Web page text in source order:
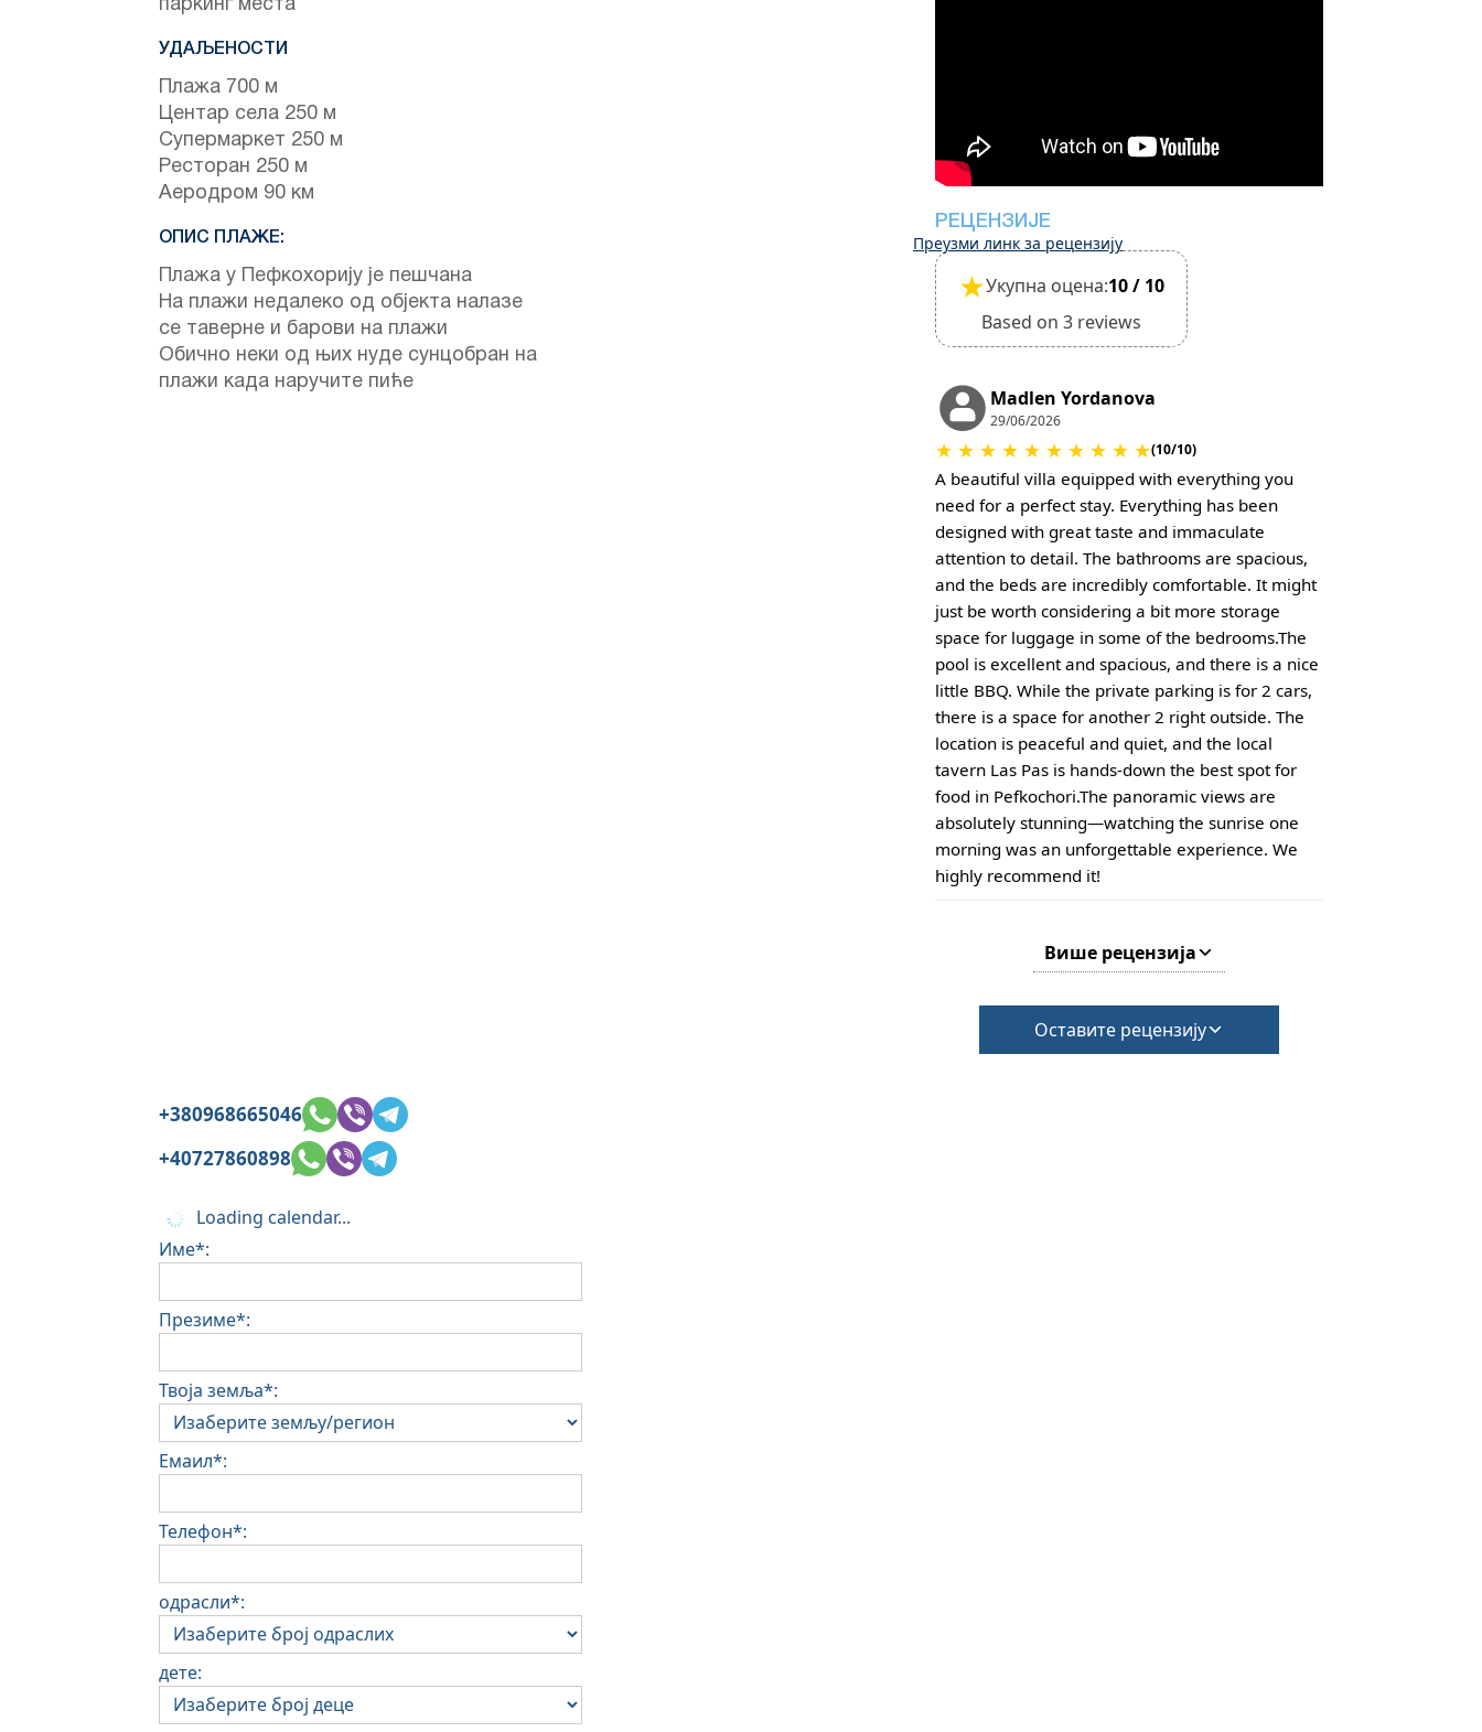
паркинг места
УДАЉЕНОСТИ
Плажа 700 м
Центар села 250 м
Супермаркет 250 м
Ресторан 250 м
Аеродром 90 км
ОПИС ПЛАЖЕ:
Плажа у Пефкохорију је пешчана
На плажи недалеко од објекта налазе
се таверне и барови на плажи
Обично неки од њих нуде сунцобран на
плажи када наручите пиће
РЕЦЕНЗИЈЕ
Преузми линк за рецензију
★Укупна оцена:10 / 10
Based on 3 reviews
Madlen Yordanova
29/06/2026
★ ★ ★ ★ ★ ★ ★ ★ ★ ★(10/10)
A beautiful villa equipped with everything you
need for a perfect stay. Everything has been
designed with great taste and immaculate
attention to detail. The bathrooms are spacious,
and the beds are incredibly comfortable. It might
just be worth considering a bit more storage
space for luggage in some of the bedrooms. ​The
pool is excellent and spacious, and there is a nice
little BBQ. While the private parking is for 2 cars,
there is a space for another 2 right outside. The
location is peaceful and quiet, and the local
tavern Las Pas is hands-down the best spot for
food in Pefkochori. ​The panoramic views are
absolutely stunning—watching the sunrise one
morning was an unforgettable experience. We
highly recommend it!
Више рецензија
Оставите рецензију
+380968665046
+40727860898
Loading calendar...
Име*:
Презиме*:
Твоја земља*:
Емаил*:
Телефон*:
одрасли*:
дете: